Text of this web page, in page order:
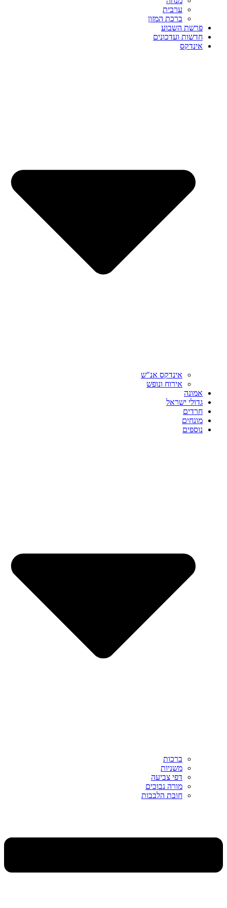
ערבית
ברכת המזון
פרשת השבוע
חדשות ועדכונים
אינדקס
אינדקס אנ"ש
אירוח ונופש
אמונה
גדולי ישראל
חרדים
מונחים
נוספים
ברכות
משניות
דפי צביעה
מורה נבוכים
חובת הלבבות